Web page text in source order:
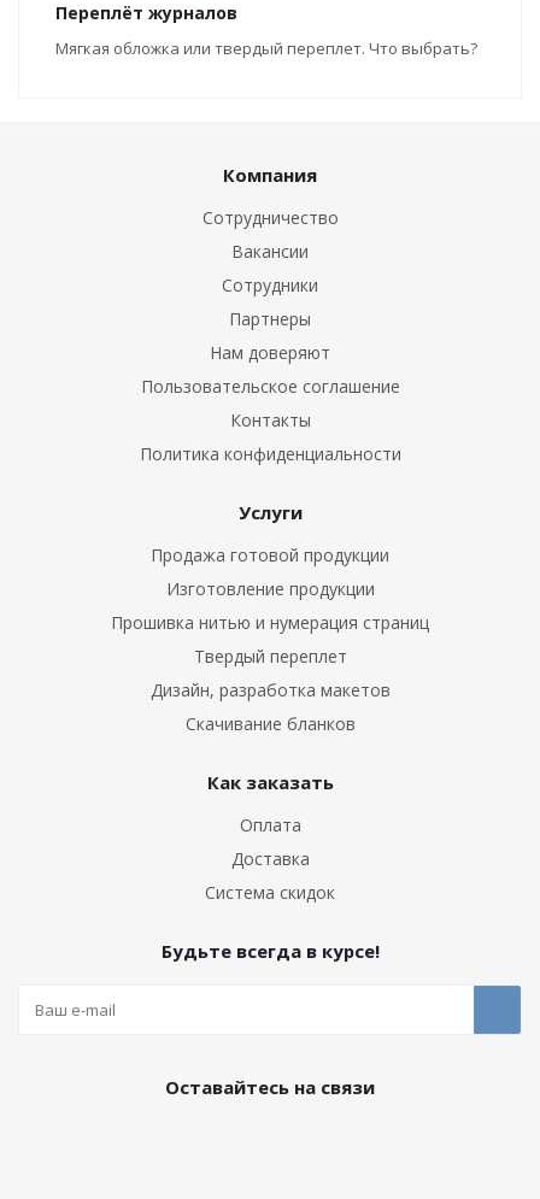
Переплёт журналов
Мягкая обложка или твердый переплет. Что выбрать?
Компания
Сотрудничество
Вакансии
Сотрудники
Партнеры
Нам доверяют
Пользовательское соглашение
Контакты
Политика конфиденциальности
Услуги
Продажа готовой продукции
Изготовление продукции
Прошивка нитью и нумерация страниц
Твердый переплет
Дизайн, разработка макетов
Скачивание бланков
Как заказать
Оплата
Доставка
Система скидок
Будьте всегда в курсе!
Оставайтесь на связи